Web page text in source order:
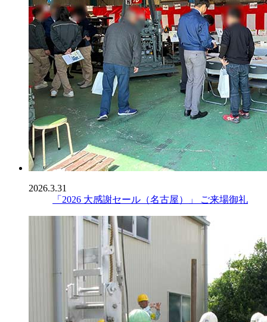
2026.3.31
「2026 大感謝セール（名古屋）」 ご来場御礼